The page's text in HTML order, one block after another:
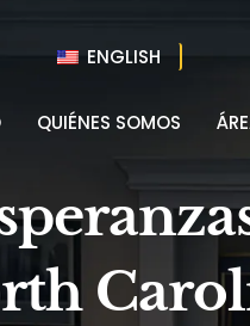
ENGLISH
QUIÉNES SOMOS